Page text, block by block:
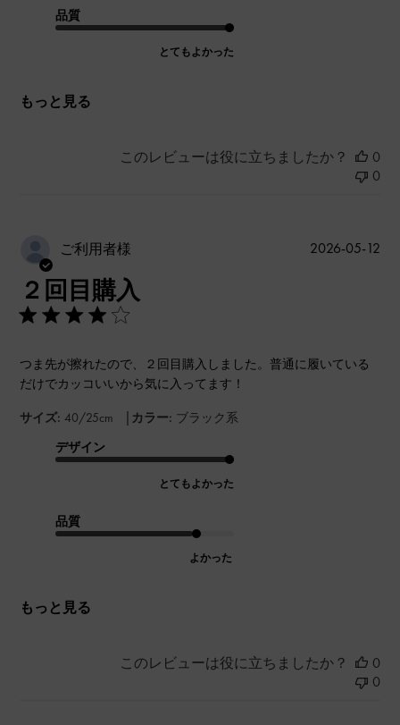
品質
とてもよかった
もっと見る
このレビューは役に立ちましたか？
0
0
ご利用者様
２回目購入
つま先が擦れたので、２回目購入しました。普通に履いている
だけでカッコいいから気に入ってます！
サイズ: 40/25cm | カラー: ブラック系
デザイン
とてもよかった
品質
よかった
もっと見る
公
2026-05-12
このレビューは役に立ちましたか？
0
0